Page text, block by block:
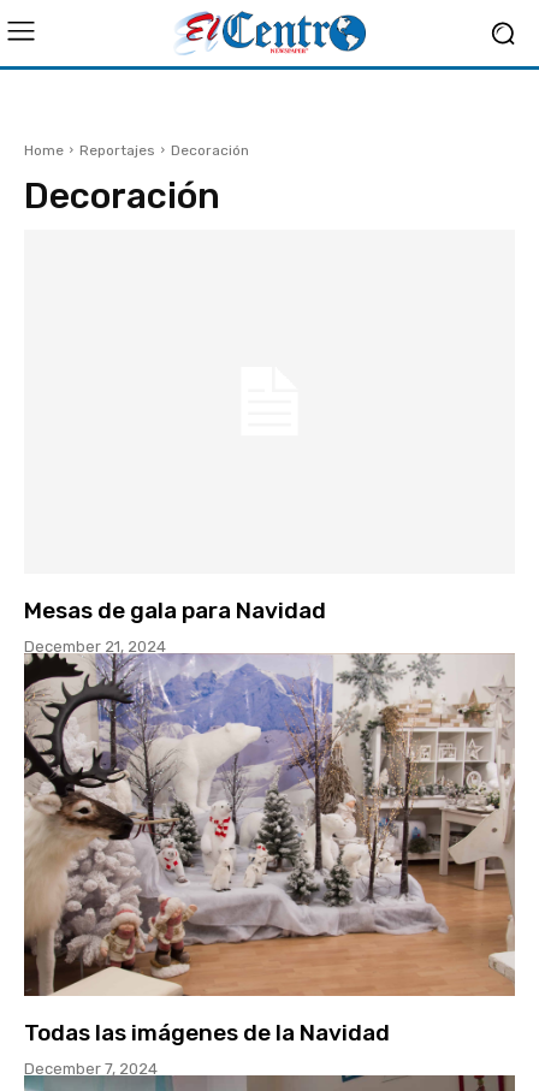
Home Reportajes Decoración
Decoración
Mesas de gala para Navidad
December 21, 2024
Todas las imágenes de la Navidad
December 7, 2024